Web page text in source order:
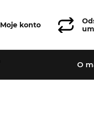
Moje konto
O